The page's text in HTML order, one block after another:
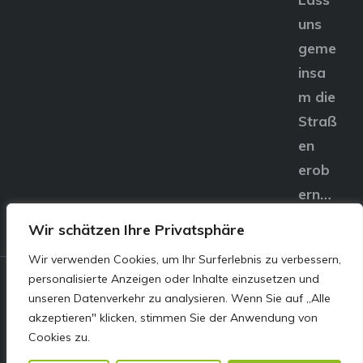
Wir schätzen Ihre Privatsphäre
Wir verwenden Cookies, um Ihr Surferlebnis zu verbessern,
personalisierte Anzeigen oder Inhalte einzusetzen und
unseren Datenverkehr zu analysieren. Wenn Sie auf „Alle
akzeptieren" klicken, stimmen Sie der Anwendung von
Cookies zu.
uns
geme
insa
m die
Straß
en
erob
ern…
© E&S Motors GmbH,
Linzer Straße 83 4240
Freistadt